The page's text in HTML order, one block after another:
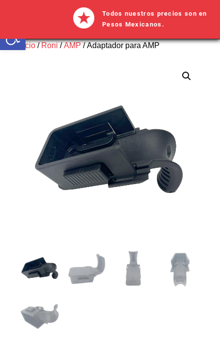
Abrir barra de herramientas
Inicio/Roni/AMP/ Adaptador para AMP
Todos nuestros precios son en
Pesos Mexicanos.